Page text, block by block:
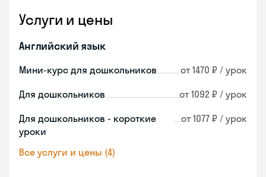
Услуги и цены
Английский язык
Мини-курс для дошкольников от 1470 ₽ / урок
Для дошкольников от 1092 ₽ / урок
Для дошкольников - короткие
уроки
от 1077 ₽ / урок
Все услуги и цены (4)